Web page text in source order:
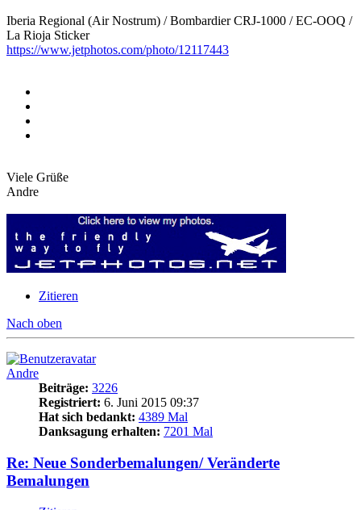
Iberia Regional (Air Nostrum) / Bombardier CRJ-1000 / EC-OOQ /
La Rioja Sticker
https://www.jetphotos.com/photo/12117443
Viele Grüße
Andre
Zitieren
Nach oben
Andre
Beiträge: 3226
Registriert: 6. Juni 2015 09:37
Hat sich bedankt: 4389 Mal
Danksagung erhalten: 7201 Mal
Re: Neue Sonderbemalungen/ Veränderte
Bemalungen